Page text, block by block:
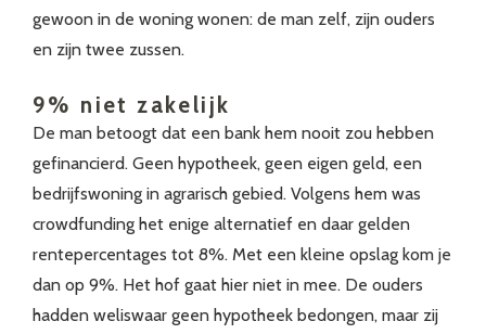
gewoon in de woning wonen: de man zelf, zijn ouders
en zijn twee zussen.
9% niet zakelijk
De man betoogt dat een bank hem nooit zou hebben
gefinancierd. Geen hypotheek, geen eigen geld, een
bedrijfswoning in agrarisch gebied. Volgens hem was
crowdfunding het enige alternatief en daar gelden
rentepercentages tot 8%. Met een kleine opslag kom je
dan op 9%. Het hof gaat hier niet in mee. De ouders
hadden weliswaar geen hypotheek bedongen, maar zij